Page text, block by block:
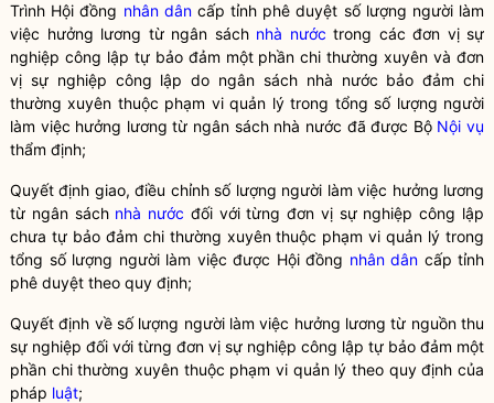
Trình Hội đồng nhân dâncấp tỉnh phê duyệt số lượng người làm
việc hưởng lương từ ngân sách nhà nước trong các đơn vị sự
nghiệp công lập tự bảo đảm một phần chi thường xuyên và đơn
vị sự nghiệp công lập do ngân sách nhà nước bảo đảm chi
thường xuyên thuộc phạm vi quản lý trong tổng số lượng người
làm việc hưởng lương từ ngân sách nhà nước đã được Bộ Nội vụ
thẩm định;
Quyết định giao, điều chỉnh số lượng người làm việc hưởng lương
từ ngân sách nhà nước đối với từng đơn vị sự nghiệp công lập
chưa tự bảo đảm chi thường xuyên thuộc phạm vi quản lý trong
tổng số lượng người làm việc được Hội đồng nhân dân cấp tỉnh
phê duyệt theo quy định;
Quyết định về số lượng người làm việc hưởng lương từ nguồn thu
sự nghiệp đối với từng đơn vị sự nghiệp công lập tự bảo đảm một
phần chi thường xuyên thuộc phạm vi quản lý theo quy định của
pháp luật;